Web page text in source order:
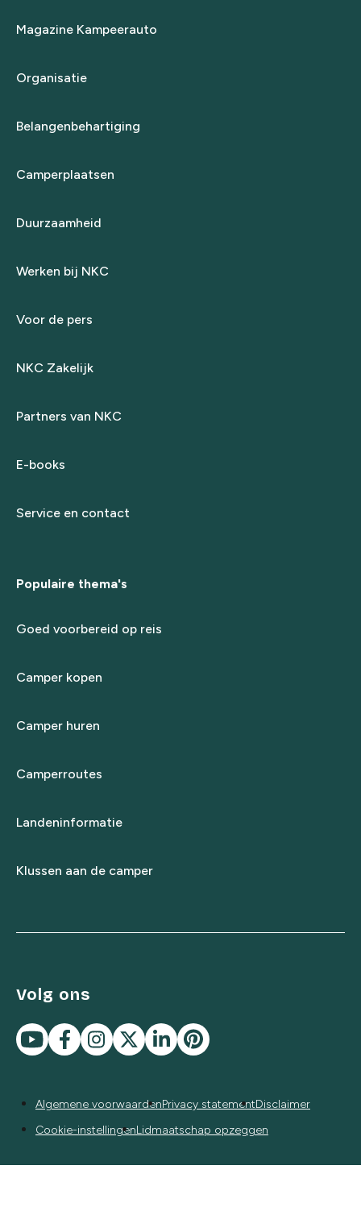
Magazine Kampeerauto
Organisatie
Belangenbehartiging
Camperplaatsen
Duurzaamheid
Werken bij NKC
Voor de pers
NKC Zakelijk
Partners van NKC
E-books
Service en contact
Populaire thema's
Goed voorbereid op reis
Camper kopen
Camper huren
Camperroutes
Landeninformatie
Klussen aan de camper
Volg ons
Algemene voorwaardenPrivacy statementDisclaimer
Cookie-instellingenLidmaatschap opzeggen